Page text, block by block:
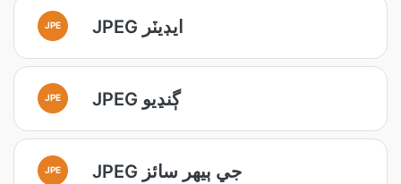
JPE JPEG ايڊيٽر
JPE JPEG ڳنڍيو
JPE JPEG جي ٻيهر سائز